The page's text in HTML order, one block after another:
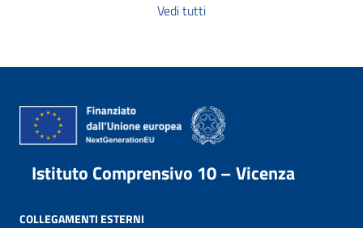
Vedi tutti
Istituto Comprensivo 10 – Vicenza
COLLEGAMENTI ESTERNI